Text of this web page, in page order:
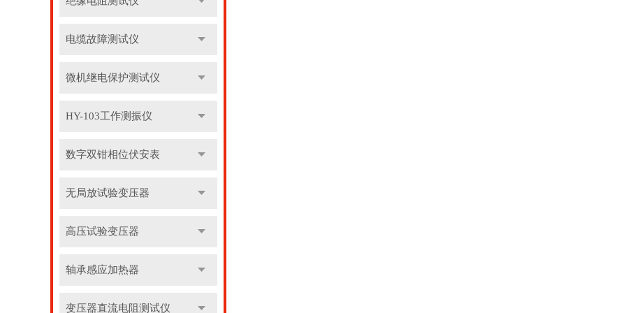
电缆故障测试仪
微机继电保护测试仪
HY-103工作测振仪
数字双钳相位伏安表
无局放试验变压器
高压试验变压器
轴承感应加热器
变压器直流电阻测试仪